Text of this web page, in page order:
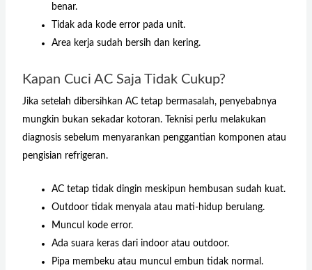
benar.
Tidak ada kode error pada unit.
Area kerja sudah bersih dan kering.
Kapan Cuci AC Saja Tidak Cukup?
Jika setelah dibersihkan AC tetap bermasalah, penyebabnya
mungkin bukan sekadar kotoran. Teknisi perlu melakukan
diagnosis sebelum menyarankan penggantian komponen atau
pengisian refrigeran.
AC tetap tidak dingin meskipun hembusan sudah kuat.
Outdoor tidak menyala atau mati-hidup berulang.
Muncul kode error.
Ada suara keras dari indoor atau outdoor.
Pipa membeku atau muncul embun tidak normal.